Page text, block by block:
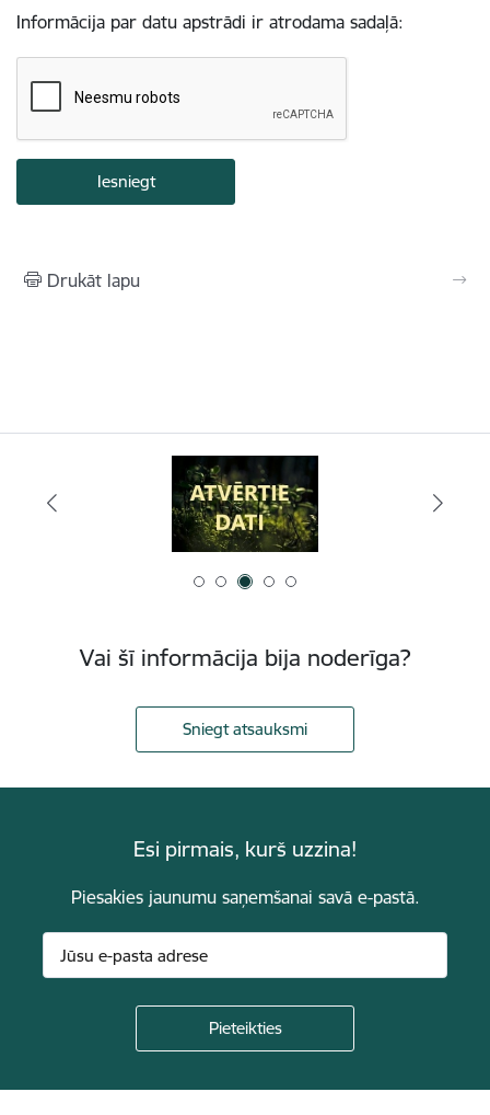
Informācija par datu apstrādi ir atrodama sadaļā:
Drukāt lapu
Vai šī informācija bija noderīga?
Sniegt atsauksmi
Esi pirmais, kurš uzzina!
Piesakies jaunumu saņemšanai savā e-pastā.